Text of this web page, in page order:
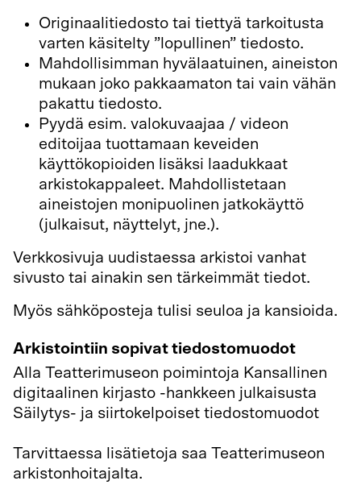
Originaalitiedosto tai tiettyä tarkoitusta
varten käsitelty ”lopullinen” tiedosto.
Mahdollisimman hyvälaatuinen, aineiston
mukaan joko pakkaamaton tai vain vähän
pakattu tiedosto.
Pyydä esim. valokuvaajaa / videon
editoijaa tuottamaan keveiden
käyttökopioiden lisäksi laadukkaat
arkistokappaleet. Mahdollistetaan
aineistojen monipuolinen jatkokäyttö
(julkaisut, näyttelyt, jne.).
Verkkosivuja uudistaessa arkistoi vanhat
sivusto tai ainakin sen tärkeimmät tiedot.
Myös sähköposteja tulisi seuloa ja kansioida.
Arkistointiin sopivat tiedostomuodot
Alla Teatterimuseon poimintoja Kansallinen
digitaalinen kirjasto -hankkeen julkaisusta
Säilytys- ja siirtokelpoiset tiedostomuodot
Tarvittaessa lisätietoja saa Teatterimuseon
arkistonhoitajalta.